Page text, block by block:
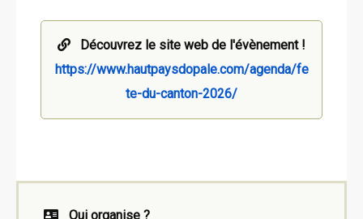
Découvrez le site web de l'évènement !
https://www.hautpaysdopale.com/agenda/fe
te-du-canton-2026/
Qui organise ?